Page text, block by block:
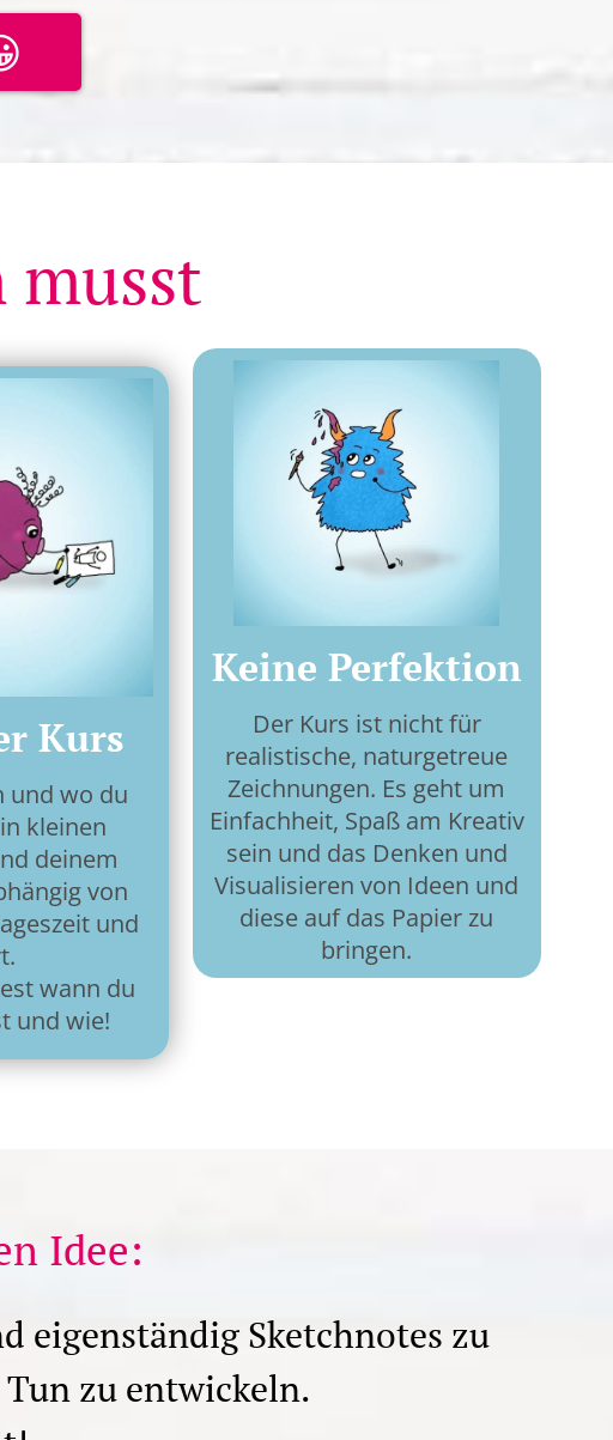
musst
Kurs
und wo du
kleinen
deinem
von
und
wann du
und wie!
Keine Perfektion
Der Kurs ist nicht für
realistische, naturgetreue
Zeichnungen. Es geht um
Einfachheit, Spaß am Kreativ
sein und das Denken und
Visualisieren von Ideen und
diese auf das Papier zu
bringen.
Idee:
eigenständig Sketchnotes zu
zu entwickeln.